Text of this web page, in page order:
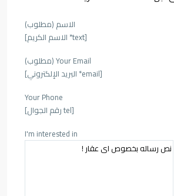
الاسم (مطلوب)
[text* الاسم الكريم]
Your Email (مطلوب)
[email* البريد الإلكتروني]
Your Phone
[tel رقم الجوال]
I'm interested in